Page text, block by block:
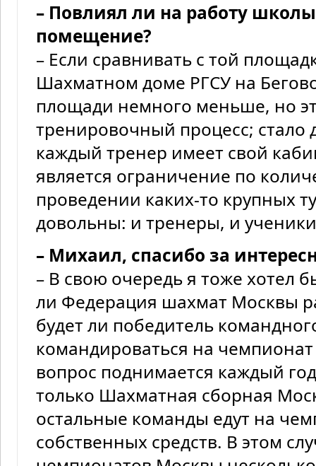
– Повлиял ли на работу
помещение?
– Если сравнивать с той
Шахматном доме РГСУ на
площади немного меньше, но
тренировочный процесс; стало
каждый тренер имеет свой
является ограничение по
проведении каких-то крупных
довольны: и тренеры, и
– Михаил, спасибо за
– В свою очередь я тоже хотел
ли Федерация шахмат Москвы
будет ли победитель
командироваться на
вопрос поднимается каждый
только Шахматная сборная
остальные команды едут на
собственных средств. В этом